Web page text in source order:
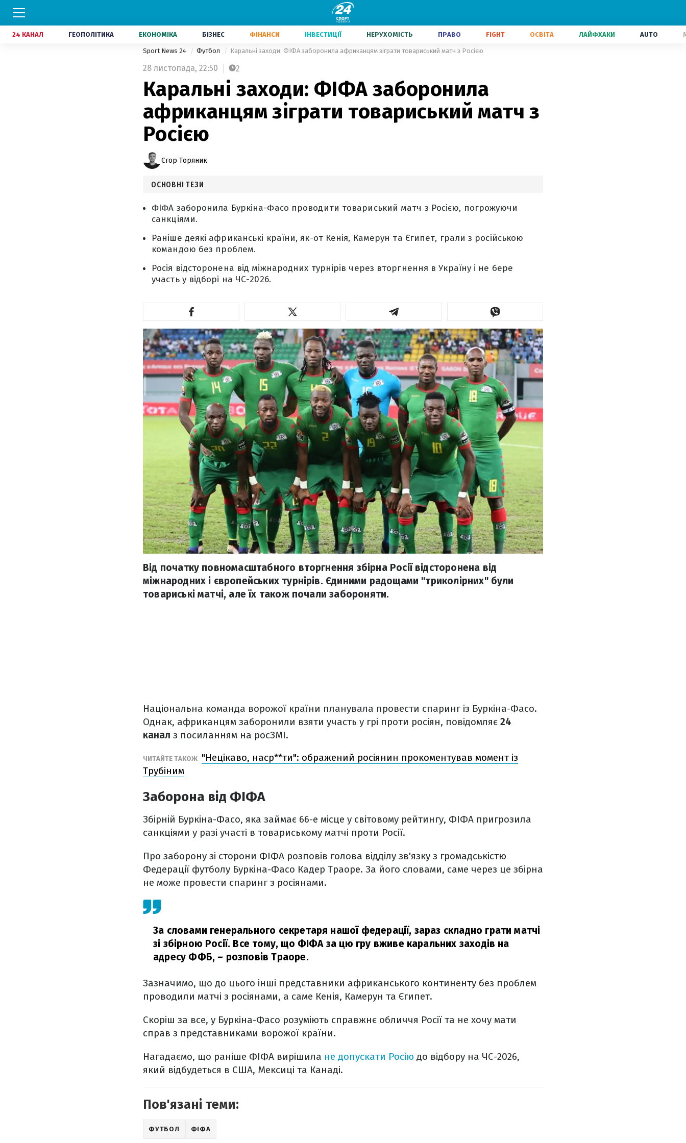
24 КАНАЛ ГЕОПОЛІТИКА ЕКОНОМІКА БІЗНЕС ФІНАНСИ ІНВЕСТИЦІЇ НЕРУХОМІСТЬ ПРАВО FIGHT ОСВІТА ЛАЙФХАКИ AUTO
Sport News 24 Футбол Каральні заходи: ФІФА заборонила африканцям зіграти товариський матч з Росією
28 листопада, 22:50 2
Каральні заходи: ФІФА заборонила
африканцям зіграти товариський матч з
Росією
Єгор Торяник
ОСНОВНІ ТЕЗИ
ФІФА заборонила Буркіна-Фасо проводити товариський матч з Росією, погрожуючи
санкціями.
Раніше деякі африканські країни, як-от Кенія, Камерун та Єгипет, грали з російською
командою без проблем.
Росія відсторонена від міжнародних турнірів через вторгнення в Україну і не бере
участь у відборі на ЧС-2026.
Від початку повномасштабного вторгнення збірна Росії відсторонена від
міжнародних і європейських турнірів. Єдиними радощами "триколірних" були
товариські матчі, але їх також почали забороняти.
Національна команда ворожої країни планувала провести спаринг із Буркіна-Фасо.
Однак, африканцям заборонили взяти участь у грі проти росіян, повідомляє 24
канал з посиланням на росЗМІ.
ЧИТАЙТЕ ТАКОЖ "Нецікаво, наср**ти": ображений росіянин прокоментував момент із
Трубіним
Заборона від ФІФА
Збірній Буркіна-Фасо, яка займає 66-е місце у світовому рейтингу, ФІФА пригрозила
санкціями у разі участі в товариському матчі проти Росії.
Про заборону зі сторони ФІФА розповів голова відділу зв'язку з громадськістю
Федерації футболу Буркіна-Фасо Кадер Траоре. За його словами, саме через це збірна
не може провести спаринг з росіянами.
За словами генерального секретаря нашої федерації, зараз складно грати матчі
зі збірною Росії. Все тому, що ФІФА за цю гру вживе каральних заходів на
адресу ФФБ, – розповів Траоре.
Зазначимо, що до цього інші представники африканського континенту без проблем
проводили матчі з росіянами, а саме Кенія, Камерун та Єгипет.
Скоріш за все, у Буркіна-Фасо розуміють справжнє обличчя Росії та не хочу мати
справ з представниками ворожої країни.
Нагадаємо, що раніше ФІФА вирішила не допускати Росію до відбору на ЧС-2026,
який відбудеться в США, Мексиці та Канаді.
Пов'язані теми:
ФУТБОЛ ФІФА